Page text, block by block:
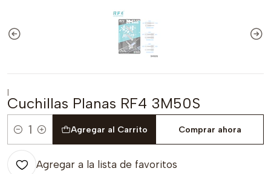
|
Cuchillas Planas RF4 3M50S
Cantidad
Agregar al Carrito Comprar ahora
Agregar a la lista de favoritos